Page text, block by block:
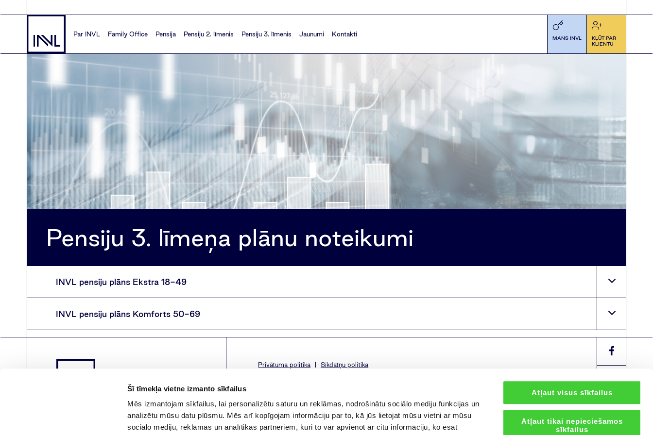
Šī tīmekļa vietne izmanto sīkfailus
Mēs izmantojam sīkfailus, lai personalizētu saturu un reklāmas, nodrošinātu sociālo mediju funkcijas un
analizētu mūsu datu plūsmu. Mēs arī kopīgojam informāciju par to, kā jūs lietojat mūsu vietni ar mūsu
sociālo mediju, reklāmas un analītikas partneriem, kuri to var apvienot ar citu informāciju, ko esat
Atļaut visus sīkfailus
Atļaut tikai nepieciešamos
sīkfailus
Par INVL Family Office Pensija Pensiju 2. līmenis Pensiju 3. līmenis Jaunumi Kontakti
MANS INVL
KĻŪT PAR
KLIENTU
Pensiju 3. līmeņa plānu noteikumi
INVL pensiju plāns Ekstra 18-49
INVL pensiju plāns Komforts 50-69
Privātuma politika Sīkdatņu politika